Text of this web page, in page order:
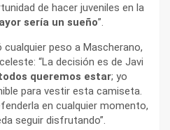
de hacer juveniles en la
sería un sueño”.
peso a Mascherano,
“La decisión es de Javi
queremos estar; yo
para vestir esta camiseta.
en cualquier momento,
seguir disfrutando”.